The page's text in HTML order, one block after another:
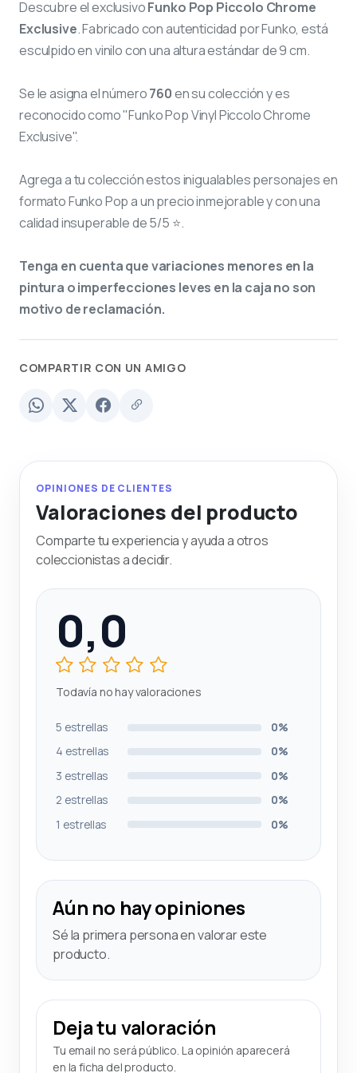
Descubre el exclusivoFunko Pop Piccolo Chrome
Exclusive. Fabricado con autenticidad por Funko, está
esculpido en vinilo con una altura estándar de 9 cm.
Se le asigna el número760en su colección y es
reconocido como "Funko Pop Vinyl Piccolo Chrome
Exclusive".
Agrega a tu colección estos inigualables personajes en
formato Funko Pop a un precio inmejorable y con una
calidad insuperable de 5/5 ⭐.
Tenga en cuenta que variaciones menores en la
pintura o imperfecciones leves en la caja no son
motivo de reclamación.
COMPARTIR CON UN AMIGO
OPINIONES DE CLIENTES
Valoraciones del producto
Comparte tu experiencia y ayuda a otros
coleccionistas a decidir.
0,0
Todavía no hay valoraciones
5 estrellas
0%
4 estrellas
0%
3 estrellas
0%
2 estrellas
0%
1 estrellas
0%
Aún no hay opiniones
Sé la primera persona en valorar este
producto.
Deja tu valoración
Tu email no será público. La opinión aparecerá
en la ficha del producto.